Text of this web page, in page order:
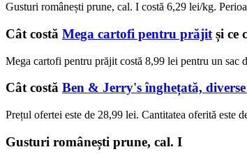
Gusturi românești prune, cal. I costă 6,29 lei/kg.
Cât costă Mega cartofi pentru prăjit și ce
Mega cartofi pentru prăjit costă 8,99 lei pentru un sac
Cât costă Ben & Jerry's înghețată,
Prețul ofertei este de 28,99 lei. Cantitatea oferită este
Gusturi românești prune, cal. I